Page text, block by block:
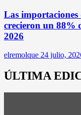
Las importaciones
crecieron un 88%
2026
elremolque 24 julio,
ÚLTIMA